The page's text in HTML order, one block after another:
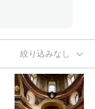
絞り込みなし